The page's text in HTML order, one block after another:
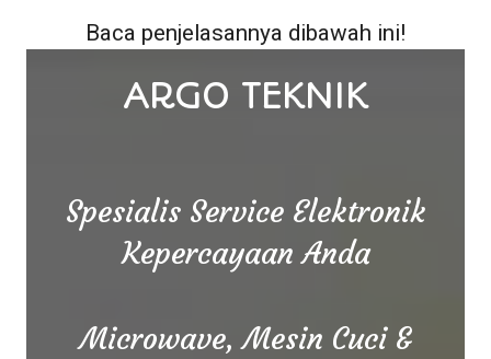
Baca penjelasannya dibawah ini!
ARGO TEKNIK
Spesialis Service Elektronik
Kepercayaan Anda
Microwave, Mesin Cuci &